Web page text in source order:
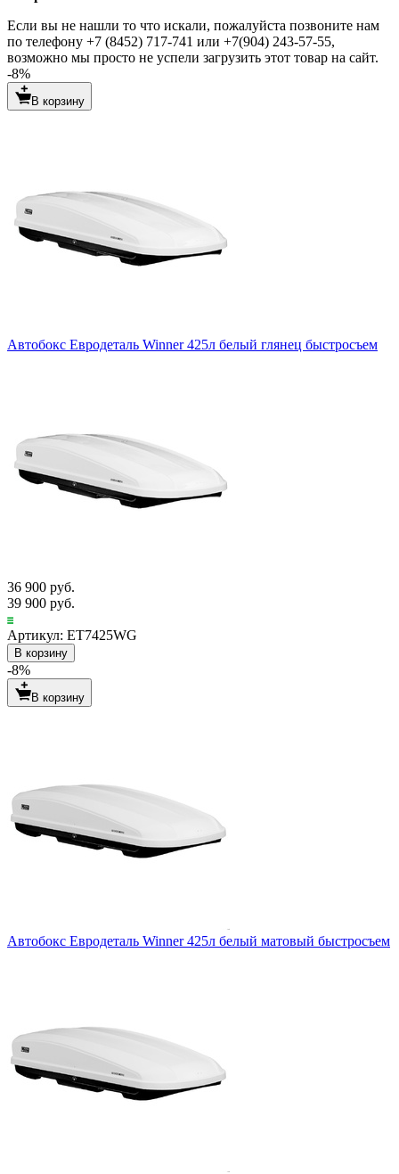
Если вы не нашли то что искали, пожалуйста позвоните нам
по телефону +7 (8452) 717-741 или +7(904) 243-57-55,
возможно мы просто не успели загрузить этот товар на сайт.
-8%
В корзину
Автобокс Евродеталь Winner 425л белый глянец быстросъем
36 900 руб.
39 900 руб.
Артикул: ET7425WG
В корзину
-8%
В корзину
Автобокс Евродеталь Winner 425л белый матовый быстросъем